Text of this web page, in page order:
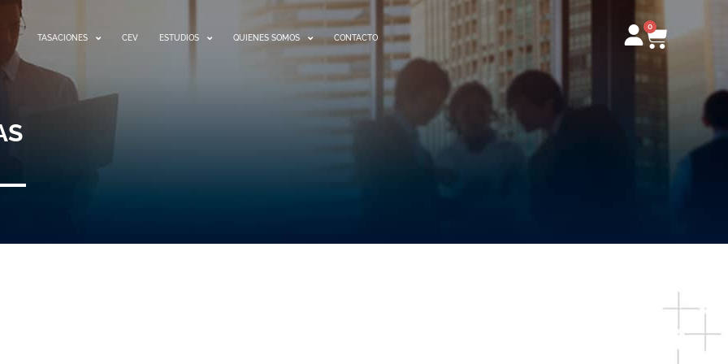
TASACIONES CEV ESTUDIOS QUIENES SOMOS CONTACTO
0
Carrito